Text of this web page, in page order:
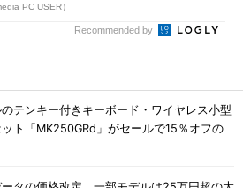
PC USER）
Recommended by
テンキー付きキーボード・ワイヤレス小型
ト「MK250GRd」がセールで15％オフの